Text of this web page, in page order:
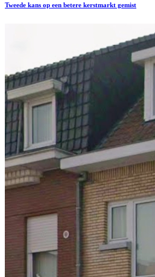
Tweede kans op een betere kerstmarkt gemist